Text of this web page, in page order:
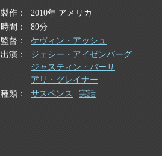
製作
2010年 アメリカ
時間
89分
監督
ケヴィン・アッシュ
出演
ジェシー・アイゼンバーグ
ジャスティン・バーサ
アリ・グレイナー
種類
サスペンス 実話